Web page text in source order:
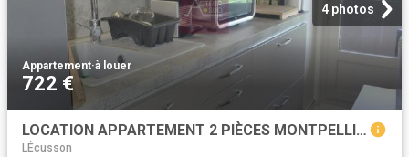
4 photos
Appartement·à louer
722 €
LOCATION APPARTEMENT 2 PIÈCES MONTPELLIER BOUTONNET RÉSIDENCE SÉNIORS
LÉcusson